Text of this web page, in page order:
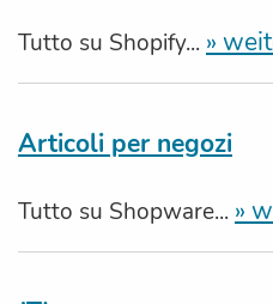
Tutto su Shopify... »
Articoli per negozi
Tutto su Shopware... »